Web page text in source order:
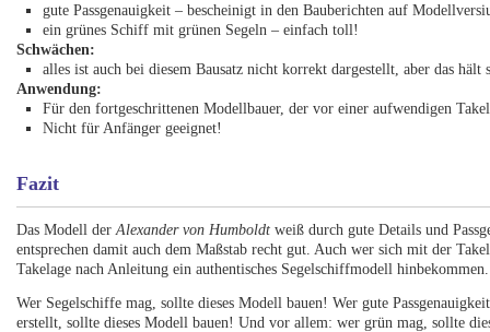
gute Passgenauigkeit – bescheinigt in den Bauberichten auf
ein grünes Schiff mit grünen Segeln – einfach toll!
Schwächen:
alles ist auch bei diesem Bausatz nicht korrekt dargestellt, aber das hält
Anwendung:
Für den fortgeschrittenen Modellbauer, der vor einer aufwendigen
Nicht für Anfänger geeignet!
Fazit
Das Modell derAlexander von Humboldt weiß durch gute Details und
entsprechen damit auch dem Maßstab recht gut. Auch wer sich mit der
Takelage nach Anleitung ein authentisches Segelschiffmodell hinbekommen.
Wer Segelschiffe mag, sollte dieses Modell bauen! Wer gute
erstellt, sollte dieses Modell bauen! Und vor allem: wer grün mag, sollte